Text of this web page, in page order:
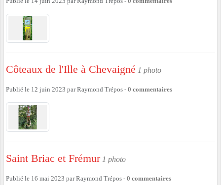
Côteaux de l'Ille à Chevaigné 1 photo
Publié le 12 juin 2023 parRaymond Trépos - 0 commentaires
Saint Briac et Frémur 1 photo
Publié le 16 mai 2023 parRaymond Trépos - 0 commentaires